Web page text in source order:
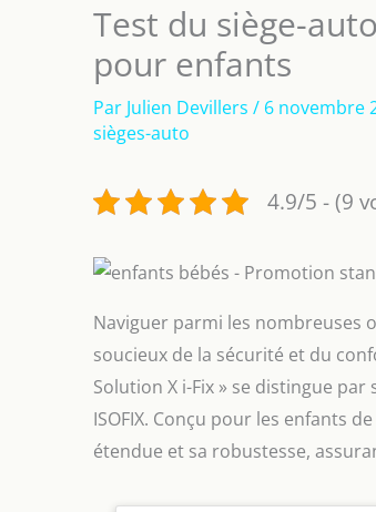
Test du siège-
pour enfants
Par Julien Devillers / 6 novembre
sièges-auto
4.9/5 - (9
Naviguer parmi les nombreuses
soucieux de la sécurité et du
Solution X i-Fix » se distingue par
ISOFIX. Conçu pour les enfants
étendue et sa robustesse,